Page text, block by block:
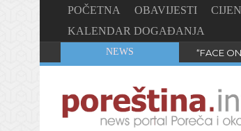
POČETNA OBAVIJESTI
KALENDAR DOGAĐANJA
NEWS “FACE